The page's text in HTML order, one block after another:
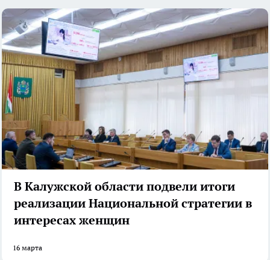
В Калужской области подвели итоги
реализации Национальной стратегии в
интересах женщин
16 марта